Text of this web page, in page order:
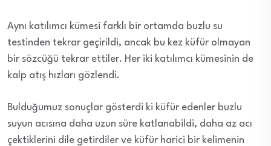
Aynı katılımcı kümesi farklı bir ortamda buzlu su
testinden tekrar geçirildi, ancak bu kez küfür olmayan
bir sözcüğü tekrar ettiler. Her iki katılımcı kümesinin de
kalp atış hızları gözlendi.
Bulduğumuz sonuçlar gösterdi ki küfür edenler buzlu
suyun acısına daha uzun süre katlanabildi, daha az acı
çektiklerini dile getirdiler ve küfür harici bir kelimenin